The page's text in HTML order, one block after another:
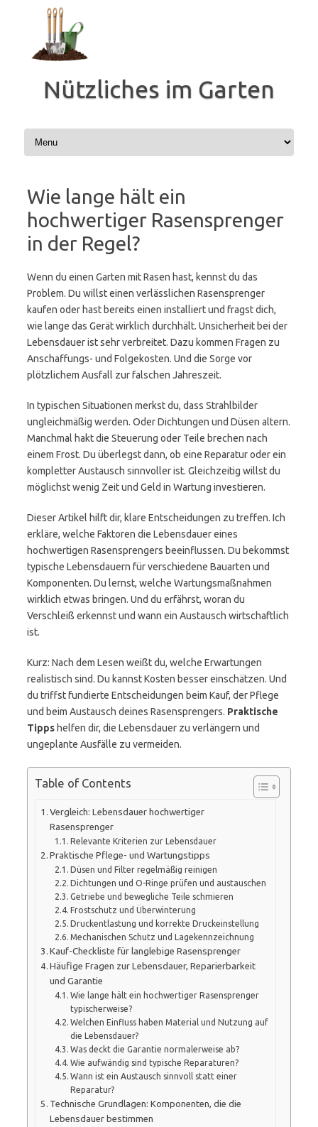
springen
Nützliches im Garten
Wie lange hält ein
hochwertiger Rasensprenger
in der Regel?
Wenn du einen Garten mit Rasen hast, kennst du das
Problem. Du willst einen verlässlichen Rasensprenger
kaufen oder hast bereits einen installiert und fragst dich,
wie lange das Gerät wirklich durchhält. Unsicherheit bei der
Lebensdauer ist sehr verbreitet. Dazu kommen Fragen zu
Anschaffungs- und Folgekosten. Und die Sorge vor
plötzlichem Ausfall zur falschen Jahreszeit.
In typischen Situationen merkst du, dass Strahlbilder
ungleichmäßig werden. Oder Dichtungen und Düsen altern.
Manchmal hakt die Steuerung oder Teile brechen nach
einem Frost. Du überlegst dann, ob eine Reparatur oder ein
kompletter Austausch sinnvoller ist. Gleichzeitig willst du
möglichst wenig Zeit und Geld in Wartung investieren.
Dieser Artikel hilft dir, klare Entscheidungen zu treffen. Ich
erkläre, welche Faktoren die Lebensdauer eines
hochwertigen Rasensprengers beeinflussen. Du bekommst
typische Lebensdauern für verschiedene Bauarten und
Komponenten. Du lernst, welche Wartungsmaßnahmen
wirklich etwas bringen. Und du erfährst, woran du
Verschleiß erkennst und wann ein Austausch wirtschaftlich
ist.
Kurz: Nach dem Lesen weißt du, welche Erwartungen
realistisch sind. Du kannst Kosten besser einschätzen. Und
du triffst fundierte Entscheidungen beim Kauf, der Pflege
und beim Austausch deines Rasensprengers. Praktische
Tipps helfen dir, die Lebensdauer zu verlängern und
ungeplante Ausfälle zu vermeiden.
Table of Contents
Vergleich: Lebensdauer hochwertiger
Rasensprenger
Relevante Kriterien zur Lebensdauer
Praktische Pflege- und Wartungstipps
Düsen und Filter regelmäßig reinigen
Dichtungen und O-Ringe prüfen und austauschen
Getriebe und bewegliche Teile schmieren
Frostschutz und Überwinterung
Druckentlastung und korrekte Druckeinstellung
Mechanischen Schutz und Lagekennzeichnung
Kauf-Checkliste für langlebige Rasensprenger
Häufige Fragen zur Lebensdauer, Reparierbarkeit
und Garantie
Wie lange hält ein hochwertiger Rasensprenger
typischerweise?
Welchen Einfluss haben Material und Nutzung auf
die Lebensdauer?
Was deckt die Garantie normalerweise ab?
Wie aufwändig sind typische Reparaturen?
Wann ist ein Austausch sinnvoll statt einer
Reparatur?
Technische Grundlagen: Komponenten, die die
Lebensdauer bestimmen